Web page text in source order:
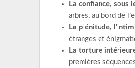
La confiance, sous
arbres, au bord de
La plénitude,
étranges et
La torture
premières